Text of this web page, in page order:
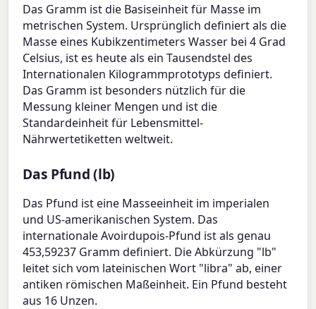
Das Gramm ist die Basiseinheit für Masse im
metrischen System. Ursprünglich definiert als die
Masse eines Kubikzentimeters Wasser bei 4 Grad
Celsius, ist es heute als ein Tausendstel des
Internationalen Kilogrammprototyps definiert.
Das Gramm ist besonders nützlich für die
Messung kleiner Mengen und ist die
Standardeinheit für Lebensmittel-
Nährwertetiketten weltweit.
Das Pfund (lb)
Das Pfund ist eine Masseeinheit im imperialen
und US-amerikanischen System. Das
internationale Avoirdupois-Pfund ist als genau
453,59237 Gramm definiert. Die Abkürzung "lb"
leitet sich vom lateinischen Wort "libra" ab, einer
antiken römischen Maßeinheit. Ein Pfund besteht
aus 16 Unzen.